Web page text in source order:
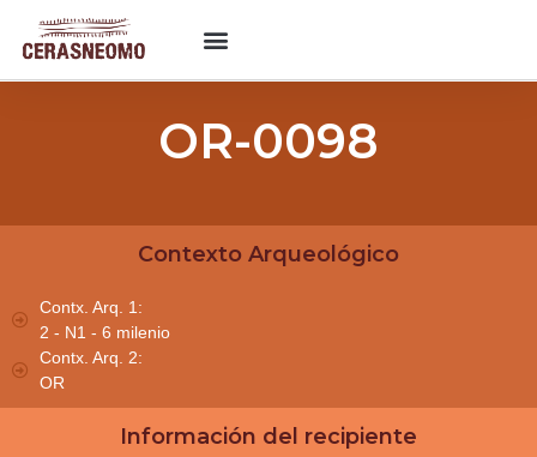
OR-0098
Contexto Arqueológico
Contx. Arq. 1:
2 - N1 - 6 milenio
Contx. Arq. 2:
OR
Información del recipiente